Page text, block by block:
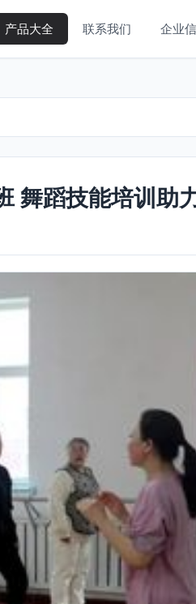
产品大全 联系我们 企业
舞蹈技能培训助